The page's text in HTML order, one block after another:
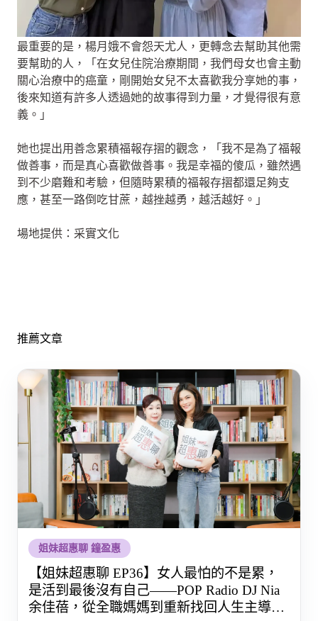
最重要的是，楊月娥不會怨天尤人，更轉念去幫助其他需
要幫助的人，「在女兒住院治療期間，我們母女也會主動
關心治療中的癌童，剛開始女兒不太喜歡我分享她的事，
後來知道有許多人透過她的故事得到力量，才覺得很有意
義。」
她也提出用善念累積福報存摺的觀念，「我不是為了福報
做善事，而是真心喜歡做善事。我是幸福的傻瓜，雖然遇
到不少磨難和考驗，但隨時累積的福報存摺都還足夠支
應，甚至一路倒吃甘蔗，越挫越勇，越活越好。」
場地提供：采實文化
推薦文章
姐妹超惠聊 鐘盈惠
【姐妹超惠聊 EP36】女人最怕的不是累，
是活到最後沒有自己——POP Radio DJ Nia
余佳蓓，從全職媽媽到重新找回人生主導權